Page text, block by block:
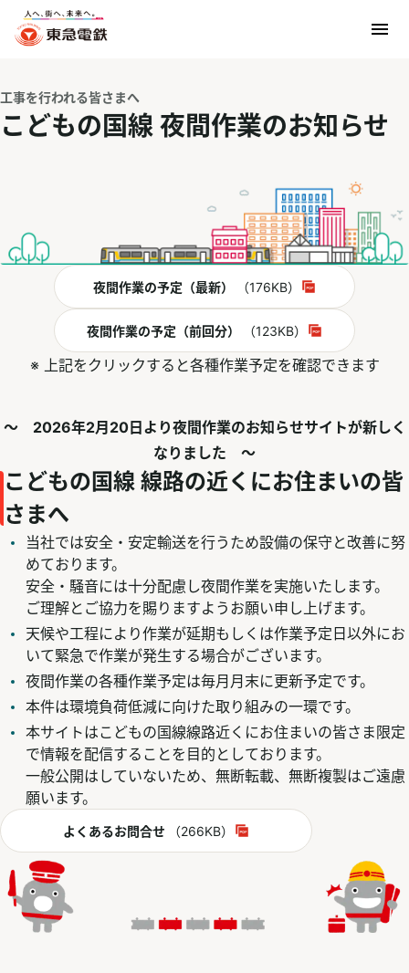
工事を行われる皆さまへ
こどもの国線 夜間作業のお知らせ
夜間作業の予定（最新） PDF
（176KB）
別ウィンドウで開く
夜間作業の予定（前回分） PDF
（123KB）
別ウィンドウで開く
※ 上記をクリックすると各種作業予定を確認できます
～ 2026年2月20日より夜間作業のお知らせサイトが新しく
なりました ～
こどもの国線 線路の近くにお住まいの皆
さまへ
当社では安全・安定輸送を行うため設備の保守と改善に努
めております。
安全・騒音には十分配慮し夜間作業を実施いたします。
ご理解とご協力を賜りますようお願い申し上げます。
天候や工程により作業が延期もしくは作業予定日以外にお
いて緊急で作業が発生する場合がございます。
夜間作業の各種作業予定は毎月月末に更新予定です。
本件は環境負荷低減に向けた取り組みの一環です。
本サイトはこどもの国線線路近くにお住まいの皆さま限定
で情報を配信することを目的としております。
一般公開はしていないため、無断転載、無断複製はご遠慮
願います。
よくあるお問合せ PDF
（266KB）
別ウィンドウで開く